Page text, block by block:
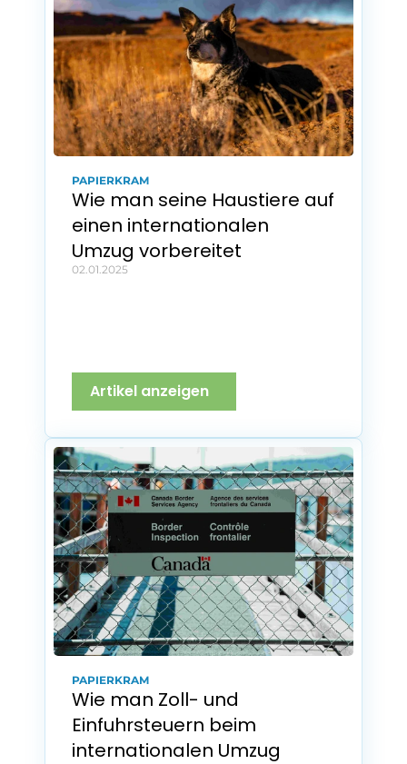
PAPIERKRAM
Wie man seine Haustiere auf
einen internationalen
Umzug vorbereitet
02.01.2025
Artikel anzeigen
PAPIERKRAM
Wie man Zoll- und
Einfuhrsteuern beim
internationalen Umzug